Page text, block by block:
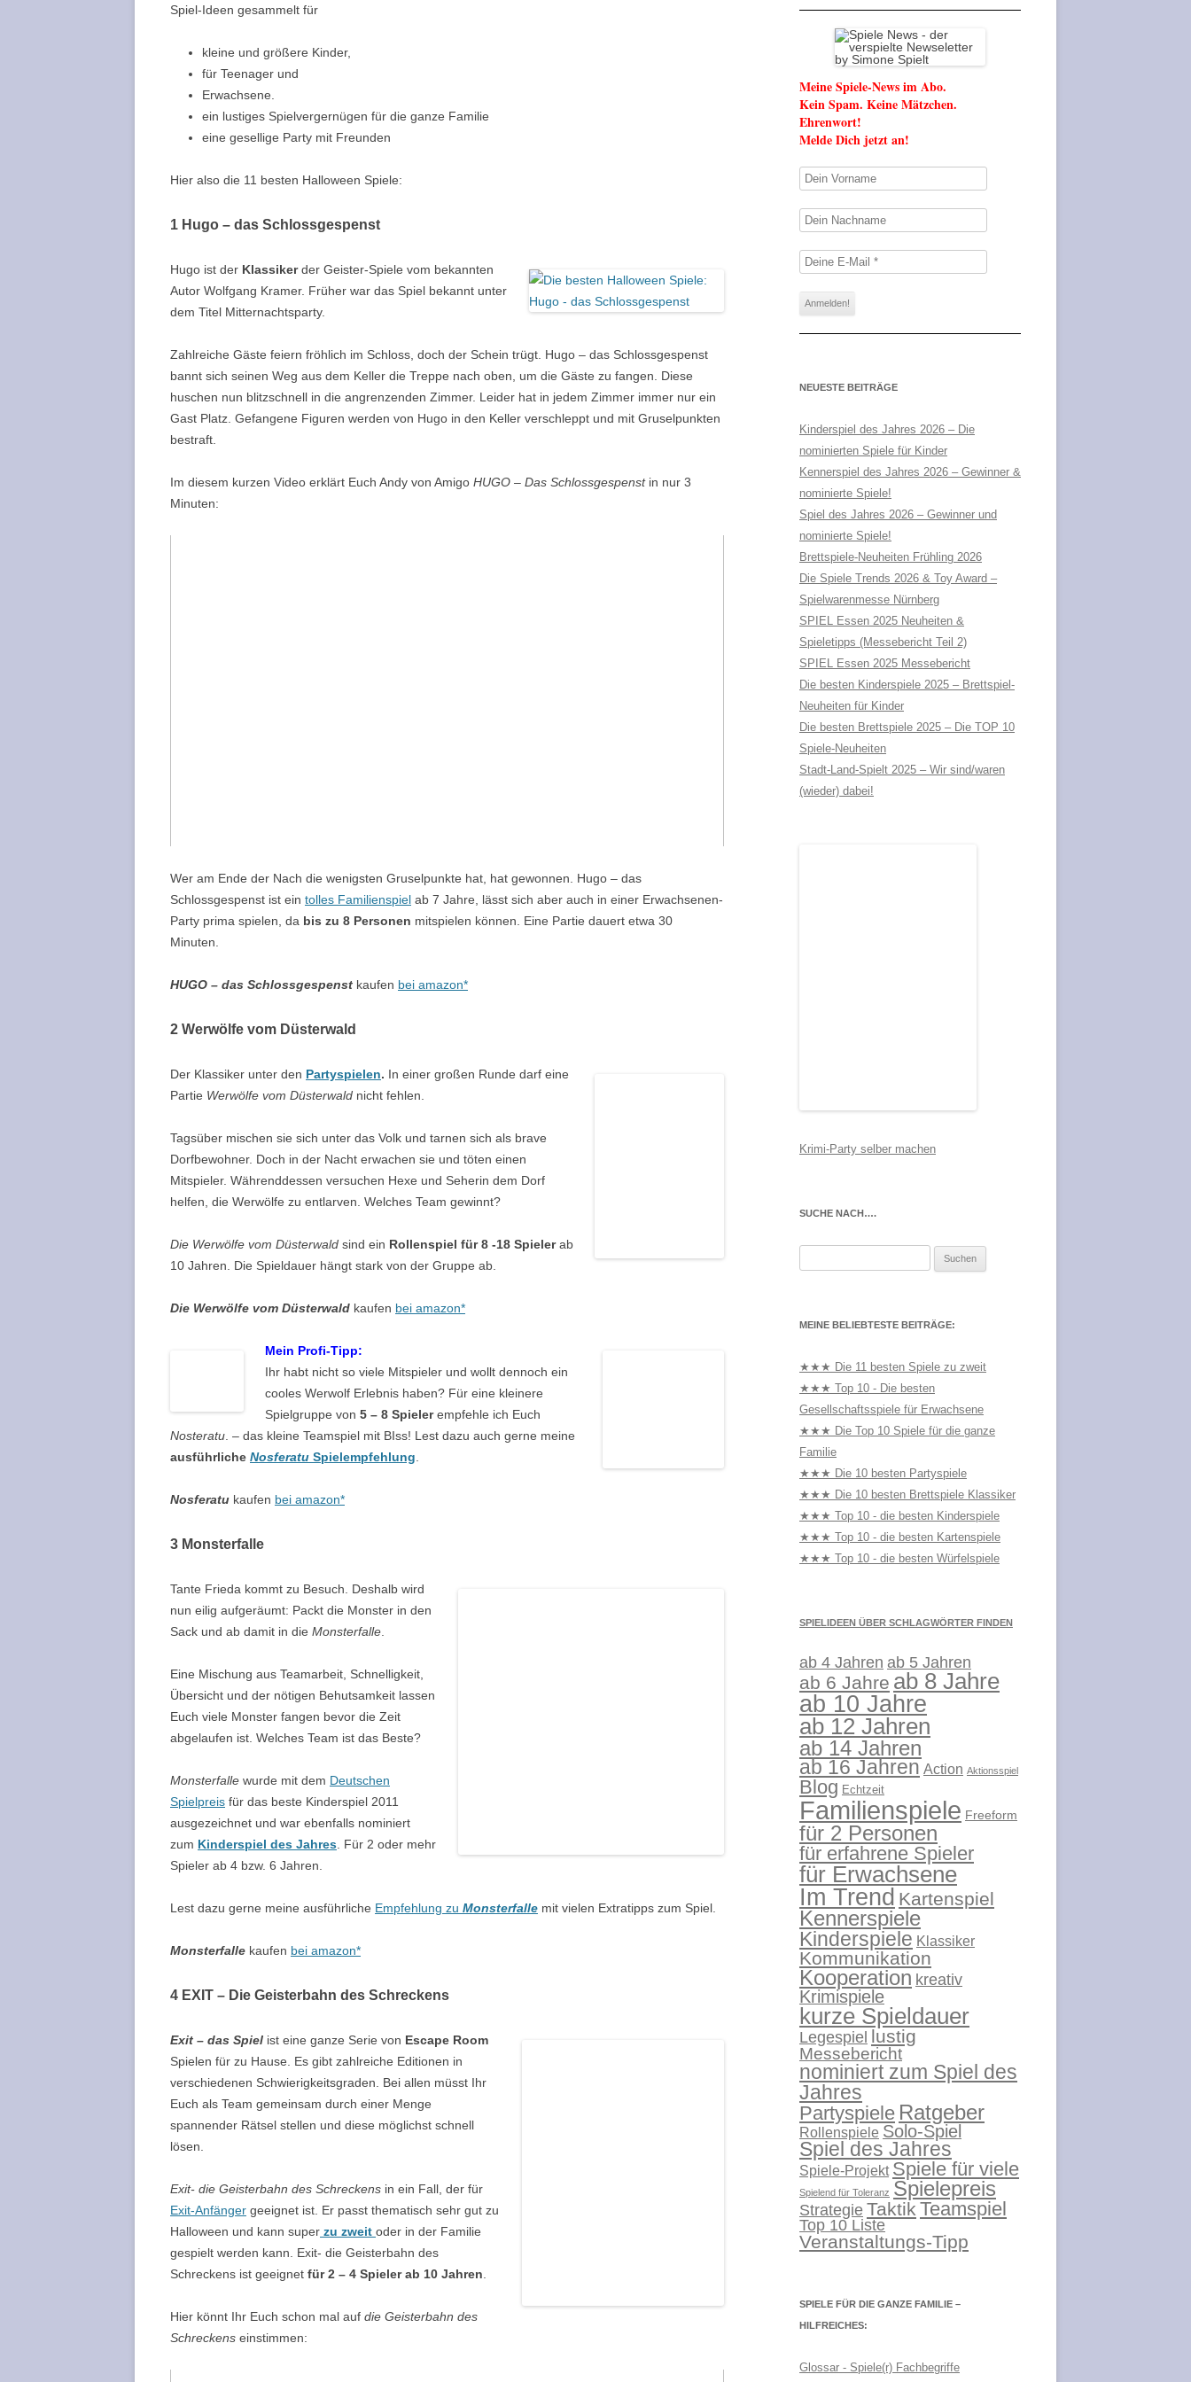
TIPPS ZUM ONLINE-HOSTING
Spiel-Ideen gesammelt für
kleine und größere Kinder,
für Teenager und
Erwachsene.
ein lustiges Spielvergernügen für die ganze Familie
eine gesellige Party mit Freunden
Hier also die 11 besten Halloween Spiele:
1 Hugo – das Schlossgespenst
Hugo ist der Klassikerder Geister-Spiele vom bekannten
Autor Wolfgang Kramer. Früher war das Spiel bekannt unter
dem Titel Mitternachtsparty.
Zahlreiche Gäste feiern fröhlich im Schloss, doch der Schein trügt. Hugo – das Schlossgespenst
bannt sich seinen Weg aus dem Keller die Treppe nach oben, um die Gäste zu fangen. Diese
huschen nun blitzschnell in die angrenzenden Zimmer. Leider hat in jedem Zimmer immer nur ein
Gast Platz. Gefangene Figuren werden von Hugo in den Keller verschleppt und mit Gruselpunkten
bestraft.
Im diesem kurzen Video erklärt Euch Andy von Amigo HUGO – Das Schlossgespenstin nur 3
Minuten:
Wer am Ende der Nach die wenigsten Gruselpunkte hat, hat gewonnen. Hugo – das
Schlossgespenst ist ein tolles Familienspiel ab 7 Jahre, lässt sich aber auch in einer Erwachsenen-
Party prima spielen, da bis zu 8 Personen mitspielen können. Eine Partie dauert etwa 30
Minuten.
HUGO – das Schlossgespenst kaufen bei amazon*
2 Werwölfe vom Düsterwald
Der Klassiker unter den Partyspielen. In einer großen Runde darf eine
Partie Werwölfe vom Düsterwald nicht fehlen.
Tagsüber mischen sie sich unter das Volk und tarnen sich als brave
Dorfbewohner. Doch in der Nacht erwachen sie und töten einen
Mitspieler. Währenddessen versuchen Hexe und Seherin dem Dorf
helfen, die Werwölfe zu entlarven. Welches Team gewinnt?
Die Werwölfe vom Düsterwald sind ein Rollenspiel für 8 -18 Spielerab
10 Jahren. Die Spieldauer hängt stark von der Gruppe ab.
Die Werwölfe vom Düsterwald kaufen bei amazon*
Mein Profi-Tipp:
Ihr habt nicht so viele Mitspieler und wollt dennoch ein
cooles Werwolf Erlebnis haben? Für eine kleinere
Spielgruppe von 5 – 8 Spielerempfehle ich Euch
Nosteratu . – das kleine Teamspiel mit BIss! Lest dazu auch gerne meine
ausführliche Nosferatu Spielempfehlung
Nosferatu kaufen bei amazon*
3 Monsterfalle
Tante Frieda kommt zu Besuch. Deshalb wird
nun eilig aufgeräumt: Packt die Monster in den
Sack und ab damit in die Monsterfalle
Eine Mischung aus Teamarbeit, Schnelligkeit,
Übersicht und der nötigen Behutsamkeit lassen
Euch viele Monster fangen bevor die Zeit
abgelaufen ist. Welches Team ist das Beste?
Monsterfalle wurde mit dem Deutschen
Spielpreis für das beste Kinderspiel 2011
ausgezeichnet und war ebenfalls nominiert
zum Kinderspiel des Jahres . Für 2 oder mehr
Spieler ab 4 bzw. 6 Jahren.
Lest dazu gerne meine ausführliche Empfehlung zu Monsterfalle mit vielen Extratipps zum Spiel.
Monsterfalle kaufen bei amazon*
4 EXIT – Die Geisterbahn des Schreckens
Exit – das Spiel ist eine ganze Serie von Escape Room
Spielen für zu Hause. Es gibt zahlreiche Editionen in
verschiedenen Schwierigkeitsgraden. Bei allen müsst Ihr
Euch als Team gemeinsam durch einer Menge
spannender Rätsel stellen und diese möglichst schnell
lösen.
Exit- die Geisterbahn des Schreckens in ein Fall, der für
Exit-Anfänger geeignet ist. Er passt thematisch sehr gut zu
Halloween und kann super zu zweit oder in der Familie
gespielt werden kann. Exit- die Geisterbahn des
Schreckens ist geeignet für2 – 4 Spieler ab 10 Jahren
Hier könnt Ihr Euch schon mal auf die Geisterbahn des
Schreckens einstimmen:
Meine Spiele-News im Abo.
Kein Spam. Keine Mätzchen.
Ehrenwort!
Melde Dich jetzt an!
NEUESTE BEITRÄGE
Kinderspiel des Jahres 2026 – Die
nominierten Spiele für Kinder
Kennerspiel des Jahres 2026 – Gewinner &
nominierte Spiele!
Spiel des Jahres 2026 – Gewinner und
nominierte Spiele!
Brettspiele-Neuheiten Frühling 2026
Die Spiele Trends 2026 & Toy Award –
Spielwarenmesse Nürnberg
SPIEL Essen 2025 Neuheiten &
Spieletipps (Messebericht Teil 2)
SPIEL Essen 2025 Messebericht
Die besten Kinderspiele 2025 – Brettspiel-
Neuheiten für Kinder
Die besten Brettspiele 2025 – Die TOP 10
Spiele-Neuheiten
Stadt-Land-Spielt 2025 – Wir sind/waren
(wieder) dabei!
Krimi-Party selber machen
SUCHE NACH….
MEINE BELIEBTESTE BEITRÄGE:
★★★ Die 11 besten Spiele zu zweit
★★★ Top 10 - Die besten
Gesellschaftsspiele für Erwachsene
★★★ Die Top 10 Spiele für die ganze
Familie
★★★ Die 10 besten Partyspiele
★★★ Die 10 besten Brettspiele Klassiker
★★★ Top 10 - die besten Kinderspiele
★★★ Top 10 - die besten Kartenspiele
★★★ Top 10 - die besten Würfelspiele
SPIELIDEEN ÜBER SCHLAGWÖRTER FINDEN
ab 4 Jahren ab 5 Jahren
ab 6 Jahre ab 8 Jahre
ab 10 Jahre
ab 12 Jahren
ab 14 Jahren
ab 16 Jahren Action Aktionsspiel
Blog Echtzeit
Familienspiele Freeform
für 2 Personen
für erfahrene Spieler
für Erwachsene
Im Trend Kartenspiel
Kennerspiele
Kinderspiele Klassiker
Kommunikation
Kooperation kreativ
Krimispiele
kurze Spieldauer
Legespiel lustig
Messebericht
nominiert zum Spiel des
Jahres
Partyspiele Ratgeber
Rollenspiele Solo-Spiel
Spiel des Jahres
Spiele-Projekt Spiele für viele
Spielend für Toleranz Spielepreis
StrategieTaktik Teamspiel
Top 10 Liste
Veranstaltungs-Tipp
SPIELE FÜR DIE GANZE FAMILIE –
HILFREICHES:
Glossar - Spiele(r) Fachbegriffe